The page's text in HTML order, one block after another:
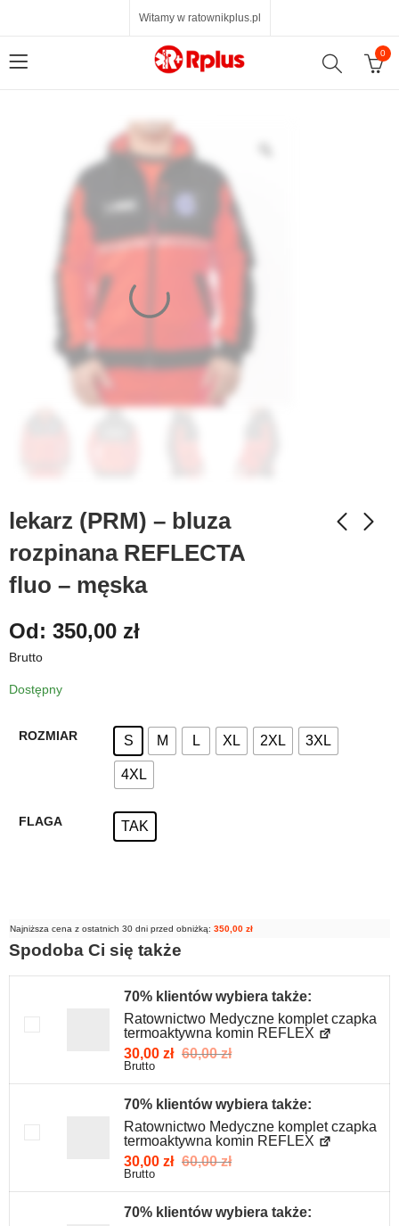
Witamy w ratownikplus.pl
0
lekarz (PRM) – bluza
rozpinana REFLECTA
fluo – męska
Od: 350,00 zł
Brutto
Dostępny
ROZMIAR S M L XL 2XL 3XL
4XL
FLAGA TAK
Najniższa cena z ostatnich 30 dni przed obniżką: 350,00 zł
Spodoba Ci się także
70% klientów wybiera także:
Ratownictwo Medyczne komplet czapka
termoaktywna komin REFLEX
30,00 zł 60,00zł
Brutto
70% klientów wybiera także:
Ratownictwo Medyczne komplet czapka
termoaktywna komin REFLEX
30,00 zł 60,00zł
Brutto
70% klientów wybiera także: